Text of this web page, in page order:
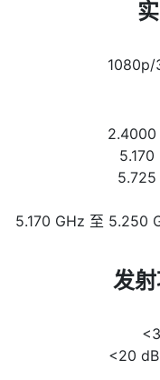
2.4000
5.170 GHz 至 5.250
发射
<20